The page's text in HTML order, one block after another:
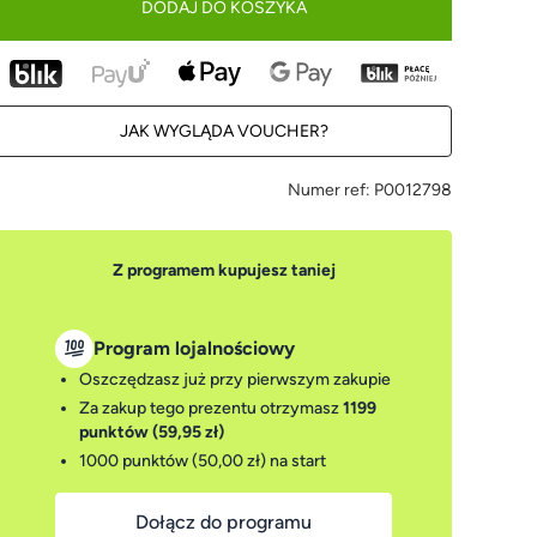
DODAJ DO KOSZYKA
JAK WYGLĄDA VOUCHER?
Numer ref: P0012798
Z programem kupujesz taniej
Program lojalnościowy
Oszczędzasz już przy pierwszym zakupie
Za zakup tego prezentu otrzymasz1199
punktów (59,95 zł)
1000 punktów (50,00 zł) na start
Dołącz do programu